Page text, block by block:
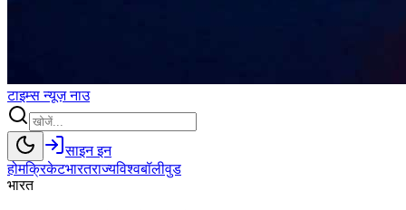
टाइम्सन्यूज़नाउ
साइन इन
होमक्रिकेटभारतराज्यविश्वबॉलीवुड
भारत